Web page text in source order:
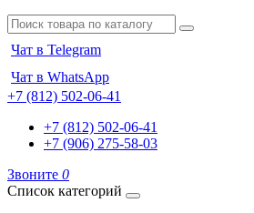
Чат в Telegram
Чат в WhatsApp
+7 (812) 502-06-41
+7 (812) 502-06-41
+7 (906) 275-58-03
Звоните 0
Список категорий